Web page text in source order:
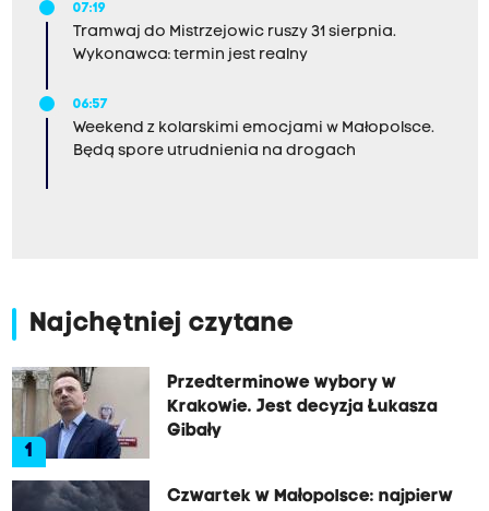
07:19
Tramwaj do Mistrzejowic ruszy 31 sierpnia.
Wykonawca: termin jest realny
06:57
Weekend z kolarskimi emocjami w Małopolsce.
Będą spore utrudnienia na drogach
Najchętniej czytane
1
Przedterminowe wybory w
Krakowie. Jest decyzja Łukasza
Gibały
Czwartek w Małopolsce: najpierw